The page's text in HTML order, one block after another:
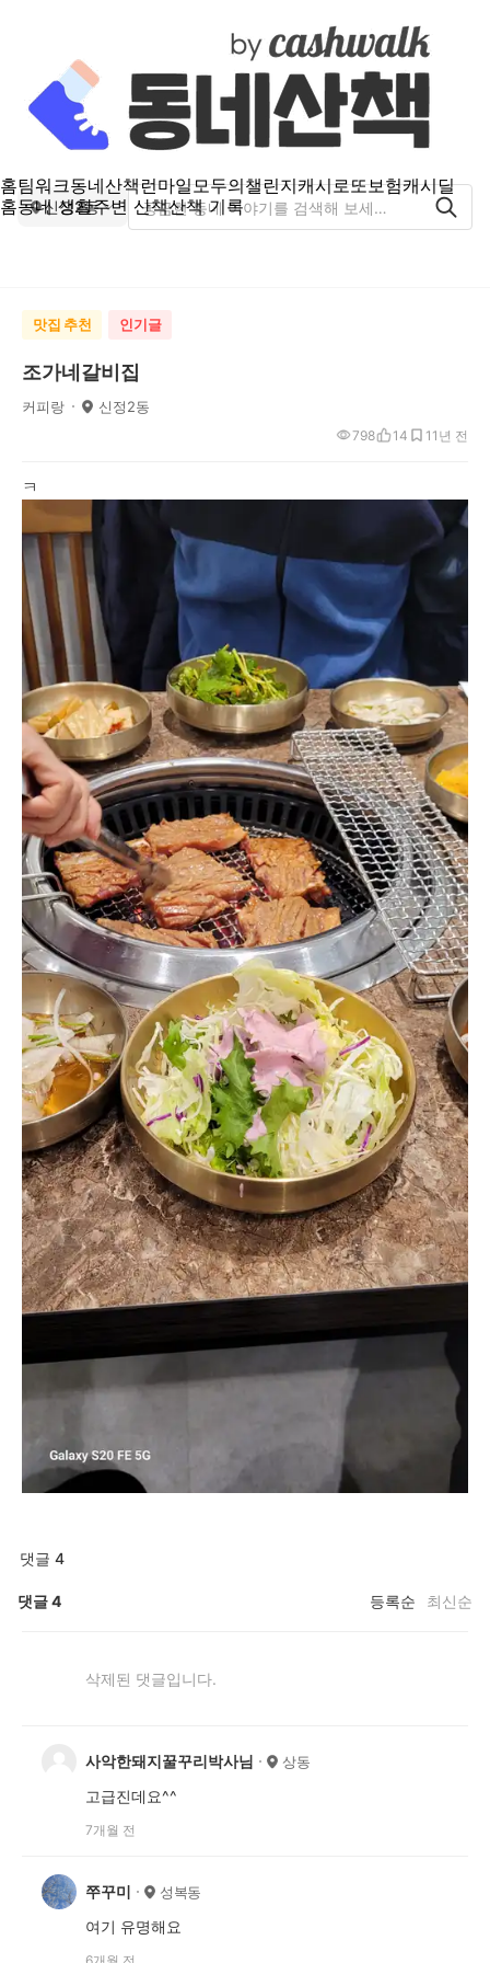
홈팀워크동네산책런마일모두의챌린지캐시로또보험캐시딜
홈동네 생활주변 산책산책 기록
신정2동
맛집 추천 인기글
조가네갈비집
커피랑 신정2동
1년 전
798 14 1
ㅋ
댓글 4
댓글4 등록순 최신순
삭제된 댓글입니다.
사악한돼지꿀꾸리박사님 상동
고급진데요^^
7개월 전
쭈꾸미 성복동
여기 유명해요